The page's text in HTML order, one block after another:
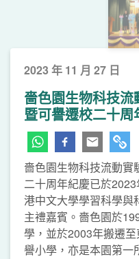
2023 年 11 月 27 日
嗇色園生物科技
暨可譽遷校二十周
嗇色園生物科技流動
二十周年紀慶已於
港中文大學學習科學與
主禮嘉賓。嗇色園於
學，並於2003年搬遷
譽小學，亦是本園第一